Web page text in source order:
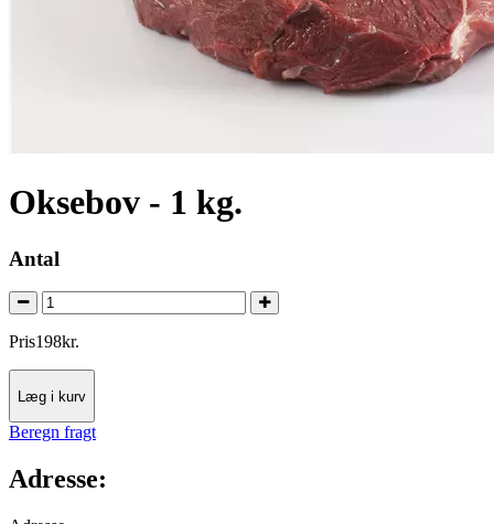
Oksebov - 1 kg.
Antal
Pris198kr.
Læg i kurv
Beregn fragt
Adresse: